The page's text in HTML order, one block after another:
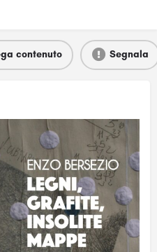
contenuto Segnala